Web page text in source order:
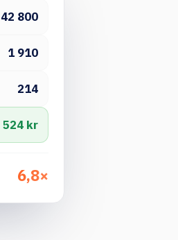
42 800
1 910
214
524 kr
6,8×